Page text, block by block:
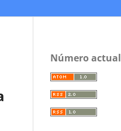
Número actual